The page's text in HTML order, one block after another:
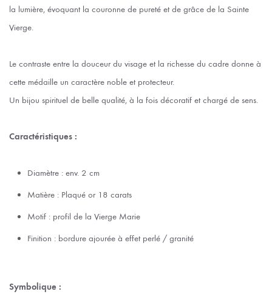
la lumière, évoquant la couronne de pureté et de grâce de la Sainte
Vierge.
Le contraste entre la douceur du visage et la richesse du cadre donne à
cette médaille un caractère noble et protecteur.
Un bijou spirituel de belle qualité, à la fois décoratif et chargé de sens.
Caractéristiques :
Diamètre : env. 2 cm
Matière : Plaqué or 18 carats
Motif : profil de la Vierge Marie
Finition : bordure ajourée à effet perlé / granité
Symbolique :